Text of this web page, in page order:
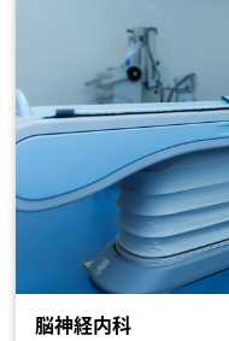
脳神経内科